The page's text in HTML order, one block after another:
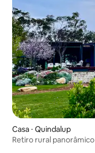
Casa ⋅ Quindalup
Retiro rural panorâmico